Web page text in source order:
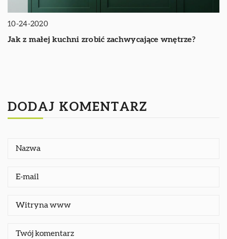
10-24-2020
Jak z małej kuchni zrobić zachwycające wnętrze?
DODAJ KOMENTARZ